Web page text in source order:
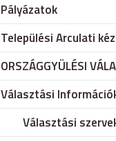
Pályázatok
Települési Arculati
ORSZÁGGYÜLÉSI
Választási
Választási